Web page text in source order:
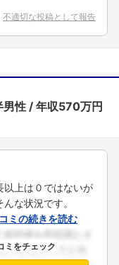
不適切な投稿として報告
男性
年収570万円
以上は０ではないが
な状況です。
ミの続きを読む
ミをチェック